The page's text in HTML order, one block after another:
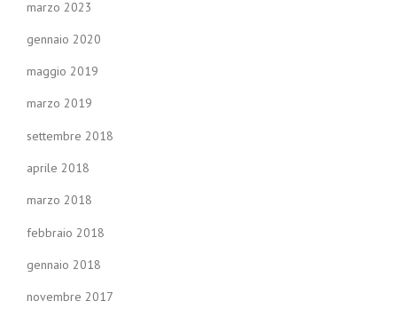
marzo 2023
gennaio 2020
maggio 2019
marzo 2019
settembre 2018
aprile 2018
marzo 2018
febbraio 2018
gennaio 2018
novembre 2017